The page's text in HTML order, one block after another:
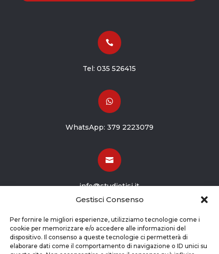
Gestisci Consenso
Per fornire le migliori esperienze, utilizziamo tecnologie come i
cookie per memorizzare e/o accedere alle informazioni del
dispositivo. Il consenso a queste tecnologie ci permetterà di
elaborare dati come il comportamento di navigazione o ID unici su

Tel:035 526415

WhatsApp: 379 2223079

info@studiotisi.it

Viale Europa 8